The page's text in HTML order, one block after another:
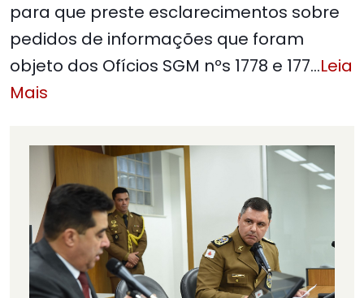
para que preste esclarecimentos sobre
pedidos de informações que foram
objeto dos Ofícios SGM nºs 1778 e 177…Leia
Mais